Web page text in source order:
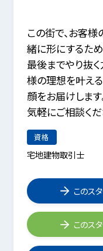
この街で、お客
緒に形にするため
最後までやり抜
様の理想を叶え
顔をお届けします
気軽にご相談くだ
資格
宅地建物取引士
このス
このス